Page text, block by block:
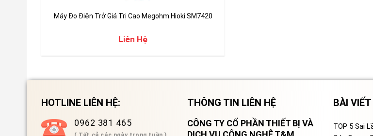
Máy Đo Điện Trở Giá Trị Cao Megohm Hioki SM7420
Liên Hệ
HOTLINE LIÊN HỆ:
0962 381 465
THÔNG TIN LIÊN HỆ
CÔNG TY CỔ PHẦN THIẾT BỊ VÀ
BÀI
TOP 5 Sai